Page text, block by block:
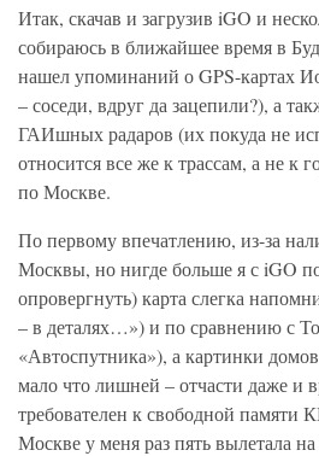
Итак, скачав и загрузив iGO и
собираюсь в ближайшее время в
нашел упоминаний о GPS-картах
– соседи, вдруг да зацепили?), а
ГАИшных радаров (их покуда не
относится все же к трассам, а не к
по Москве.
По первому впечатлению, из-за
Москвы, но нигде больше я с iGO
опровергнуть) карта слегка
– в деталях…») и по сравнению с
«Автоспутника»), а картинки
мало что лишней – отчасти даже и
требователен к свободной памяти
Москве у меня раз пять вылетала